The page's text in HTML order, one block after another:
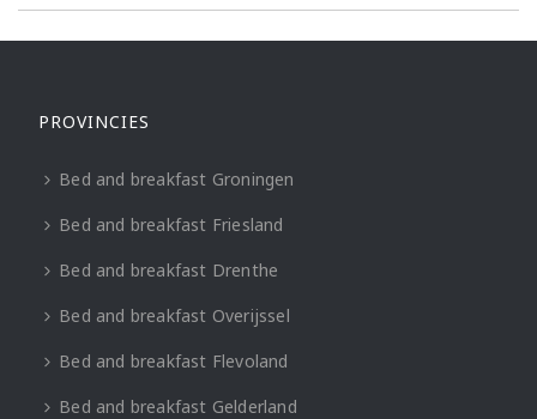
PROVINCIES
Bed and breakfast Groningen
Bed and breakfast Friesland
Bed and breakfast Drenthe
Bed and breakfast Overijssel
Bed and breakfast Flevoland
Bed and breakfast Gelderland